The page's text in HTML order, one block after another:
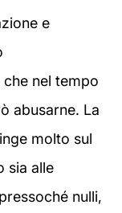
e
nel tempo
abusarne. La
molto sul
sia alle
nulli,